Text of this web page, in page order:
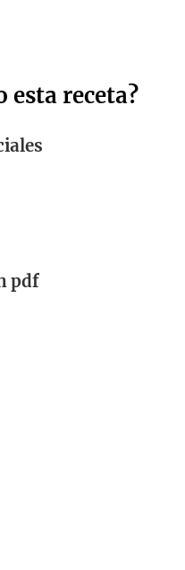
esta receta?
pdf